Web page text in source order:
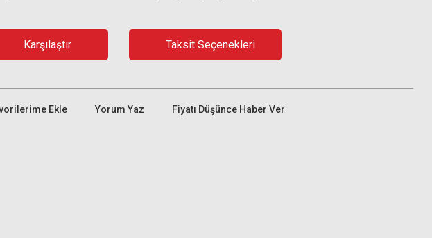
Karşılaştır Taksit Seçenekleri
Yorum Yaz Fiyatı Düşünce Haber Ver